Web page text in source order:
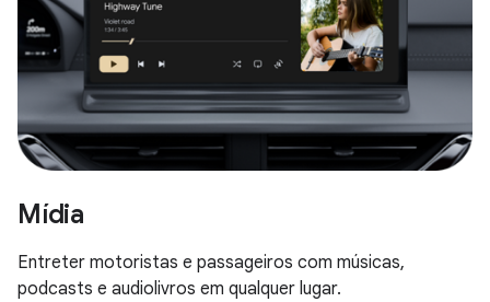
Mídia
Entreter motoristas e passageiros com músicas,
podcasts e audiolivros em qualquer lugar.